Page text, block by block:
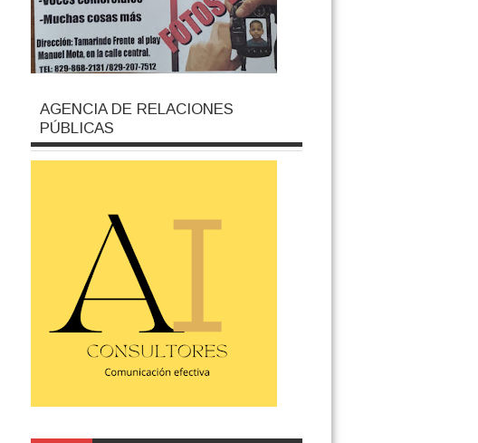
AGENCIA DE RELACIONES
PÚBLICAS